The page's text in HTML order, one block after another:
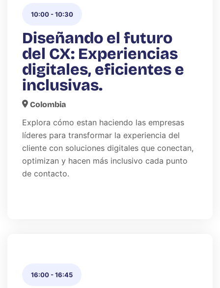
10:00 -10:30
Diseñando el futuro
del CX: Experiencias
digitales, eficientes e
inclusivas.
Colombia
Explora cómo estan haciendo las empresas
líderes para transformar la experiencia del
cliente con soluciones digitales que conectan,
optimizan y hacen más inclusivo cada punto
de contacto.
16:00 -16:45